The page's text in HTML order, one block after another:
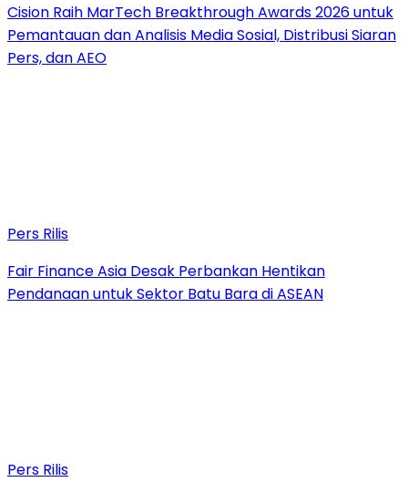
Cision Raih MarTech Breakthrough Awards 2026 untuk
Pemantauan dan Analisis Media Sosial, Distribusi Siaran
Pers, dan AEO
Pers Rilis
Fair Finance Asia Desak Perbankan Hentikan
Pendanaan untuk Sektor Batu Bara di ASEAN
Pers Rilis